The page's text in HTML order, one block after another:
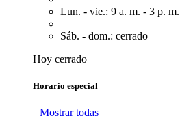
Lun. - vie.: 9 a. m. - 3 p. m.
Sáb. - dom.: cerrado
Hoy cerrado
Horario especial
Mostrar todas